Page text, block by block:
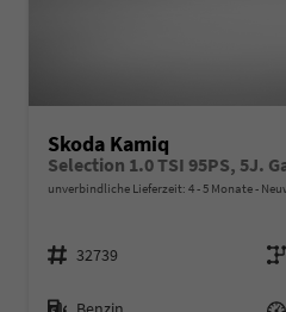
Skoda Kamiq
unverbindliche Lieferzeit: 4 - 5 Monate
Fahrzeugnr.
32739
Getriebe
Kraftstoff